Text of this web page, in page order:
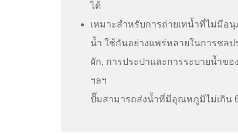
ได้
เหมาะสำหรับการถ่ายเทน้ำที่ไม่มี
น้ำ ใช้กันอย่างแพร่หลายในการชล
ผัก, การประปาและการระบายน้ำข
ฯลฯ
ปั๊มสามารถส่งน้ำที่มีอุณหภูมิไม่เกิน